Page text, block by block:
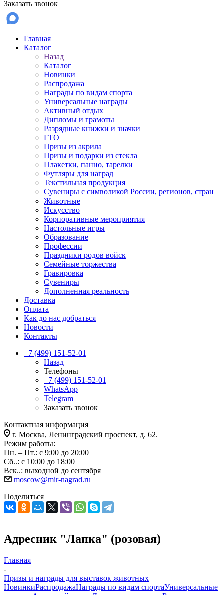
Заказать звонок
Главная
Каталог
Назад
Каталог
Новинки
Распродажа
Награды по видам спорта
Универсальные награды
Активный отдых
Дипломы и грамоты
Разрядные книжки и значки
ГТО
Призы из акрила
Призы и подарки из стекла
Плакетки, панно, тарелки
Футляры для наград
Текстильная продукция
Сувениры с символикой России, регионов, стран
Животные
Искусство
Корпоративные мероприятия
Настольные игры
Образование
Профессии
Праздники родов войск
Семейные торжества
Гравировка
Сувениры
Дополненная реальность
Доставка
Оплата
Как до нас добраться
Новости
Контакты
+7 (499) 151-52-01
Назад
Телефоны
+7 (499) 151-52-01
WhatsApp
Telegram
Заказать звонок
Контактная информация
г. Москва, Ленинградский проспект, д. 62.
Режим работы:
Пн. – Пт.: с 9:00 до 20:00
Сб..: с 10:00 до 18:00
Вск..: выходной до сентября
moscow@mir-nagrad.ru
Поделиться
Адресник "Лапка" (розовая)
Главная
-
Призы и награды для выставок животных
НовинкиРаспродажаНаграды по видам спортаУниверсальные